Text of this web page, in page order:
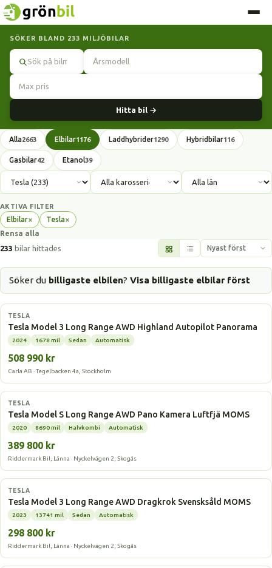
SÖKER BLAND 233 MILJÖBILAR
Hitta bil →
Alla2663 Elbilar1176 Laddhybrider1290 Hybridbilar116
Gasbilar42 Etanol39
AKTIVA FILTER
Elbilar×
Ta
bort
filter
Tesla×
Ta
filter
Rensa alla
233 bilar hittades
Söker du billigaste elbilen? Visa billigaste elbilar först
Elbil
TESLA
Tesla Model 3 Long Range AWD Highland Autopilot Panorama
2024 1678 mil Sedan Automatisk
508 990 kr
Carla AB · Tegelbacken 4a, Stockholm
Elbil
TESLA
Tesla Model S Long Range AWD Pano Kamera Luftfjä MOMS
2020 8690 mil Halvkombi Automatisk
389 800 kr
Riddermark Bil, Länna · Nyckelvägen 2, Skogås
Elbil
TESLA
Tesla Model 3 Long Range AWD Dragkrok Svensksåld MOMS
2023 13741 mil Sedan Automatisk
298 800 kr
Riddermark Bil, Länna · Nyckelvägen 2, Skogås